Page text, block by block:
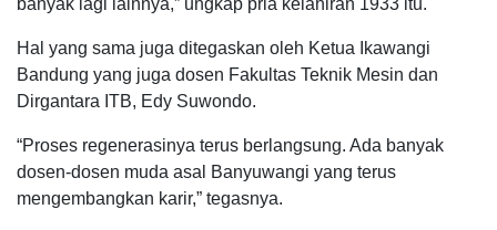
banyak lagi lainnya,” ungkap pria kelahiran 1933 itu.
Hal yang sama juga ditegaskan oleh Ketua Ikawangi
Bandung yang juga dosen Fakultas Teknik Mesin dan
Dirgantara ITB, Edy Suwondo.
“Proses regenerasinya terus berlangsung. Ada banyak
dosen-dosen muda asal Banyuwangi yang terus
mengembangkan karir,” tegasnya.